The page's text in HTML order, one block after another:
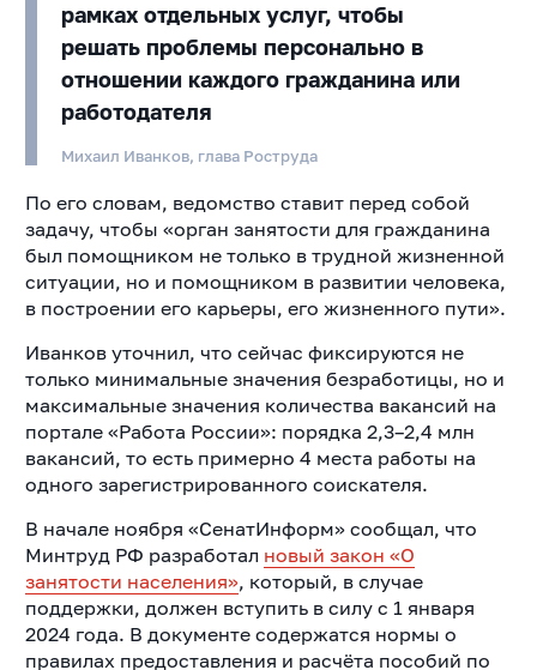
рамках отдельных услуг, чтобы
решать проблемы персонально в
отношении каждого гражданина или
работодателя
Михаил Иванков, глава Роструда
По его словам, ведомство ставит перед собой
задачу, чтобы «орган занятости для гражданина
был помощником не только в трудной жизненной
ситуации, но и помощником в развитии человека,
в построении его карьеры, его жизненного пути».
Иванков уточнил, что сейчас фиксируются не
только минимальные значения безработицы, но и
максимальные значения количества вакансий на
портале «Работа России»: порядка 2,3–2,4 млн
вакансий, то есть примерно 4 места работы на
одного зарегистрированного соискателя.
В начале ноября «СенатИнформ» сообщал, что
Минтруд РФ разработал новый закон «О
занятости населения», который, в случае
поддержки, должен вступить в силу с 1 января
2024 года. В документе содержатся нормы о
правилах предоставления и расчёта пособий по